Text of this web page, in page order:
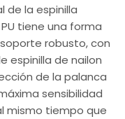
de la espinilla
tiene una forma
robusto, con
espinilla de nailon
de la palanca
sensibilidad
mismo tiempo que